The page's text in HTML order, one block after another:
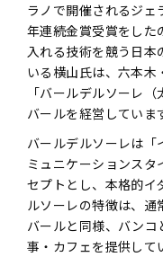
ラノで開催されるジ
年連続金賞受賞をした
入れる技術を競う日本
いる横山氏は、六本木
「バールデルソーレ
バールを経営していま
バールデルソーレは「
ミュニケーションス
セプトとし、本格的イ
ルソーレの特徴は、通
バールと同様、バン
事・カフェを提供して